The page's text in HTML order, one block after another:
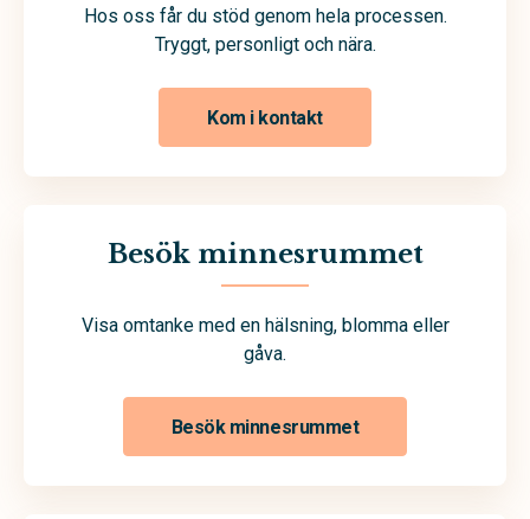
Hos oss får du stöd genom hela processen.
Tryggt, personligt och nära.
Kom i kontakt
Besök minnesrummet
Visa omtanke med en hälsning, blomma eller
gåva.
Besök minnesrummet